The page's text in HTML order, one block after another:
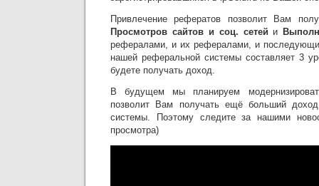
Привлечение рефератов позволит Вам
Просмотров сайтов и соц. сетей и
рефералами, и их рефералами, и
нашей реферальной системы составляет 3
будете получать доход.
В будущем мы планируем
позволит Вам получать ещё больший
системы. Поэтому следите за нашими
просмотра)